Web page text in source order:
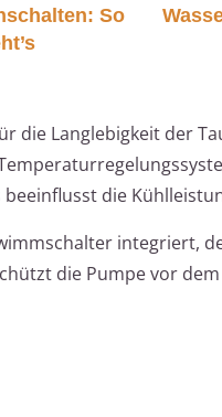
So
die Langlebigkeit der
die
integriert,
die Pumpe vor